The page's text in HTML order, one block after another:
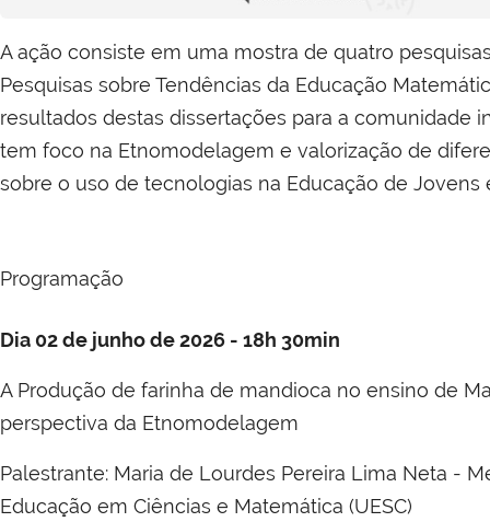
A ação consiste em uma mostra de quatro
Pesquisas sobre Tendências da Educação
resultados destas dissertações para a comunidade
tem foco na Etnomodelagem e valorização de
sobre o uso de tecnologias na Educação de Jovens
Programação
Dia 02 de junho de 2026 - 18h 30min
A Produção de farinha de mandioca no ensino de
perspectiva da Etnomodelagem
Palestrante: Maria de Lourdes Pereira Lima Neta -
Educação em Ciências e Matemática (UESC)